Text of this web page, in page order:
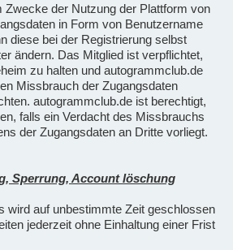
Zwecke der Nutzung der Plattform von
in Form von Benutzername
diese bei der Registrierung selbst
ändern. Das Mitglied ist verpflichtet,
zu halten und autogrammclub.de
Missbrauch der Zugangsdaten
autogrammclub.de ist berechtigt,
falls ein Verdacht des Missbrauchs
der Zugangsdaten an Dritte vorliegt.
Sperrung, Account löschung
wird auf unbestimmte Zeit geschlossen
jederzeit ohne Einhaltung einer Frist